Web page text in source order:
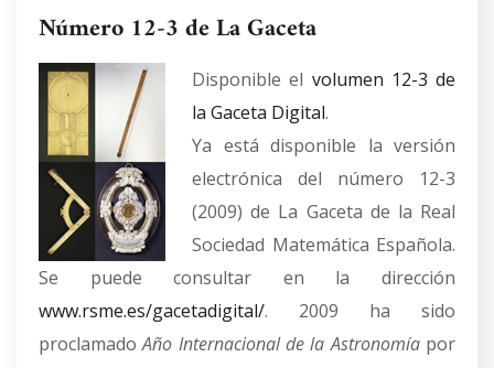
Número 12-3 de La Gaceta
Disponible el volumen 12-3 de
la Gaceta Digital.
Ya está disponible la versión
electrónica del número 12-3
(2009) de La Gaceta de la Real
Sociedad Matemática Española.
Se puede consultar en la dirección
www.rsme.es/gacetadigital/. 2009 ha sido
proclamadoAño Internacional de la Astronomíapor